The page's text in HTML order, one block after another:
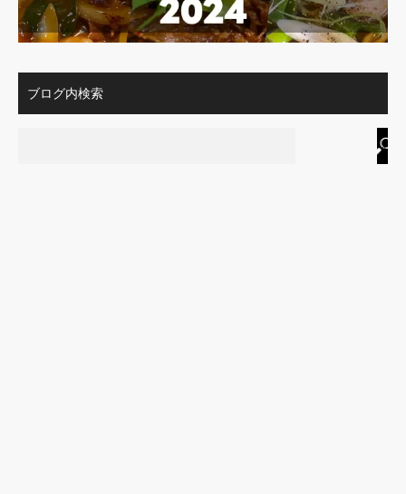
ブログ内検索